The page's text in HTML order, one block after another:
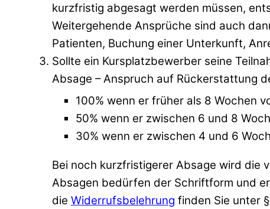
kurzfristig abgesagt werden müssen,
Weitergehende Ansprüche sind auch
Patienten, Buchung einer Unterkunft,
Sollte ein Kursplatzbewerber seine
Absage – Anspruch auf Rückerstattung
100% wenn er früher als 8 Wochen
50% wenn er zwischen 6 und 8
30% wenn er zwischen 4 und 6
Bei noch kurzfristigerer Absage wird die
Absagen bedürfen der Schriftform und
die Widerrufsbelehrung finden Sie unter